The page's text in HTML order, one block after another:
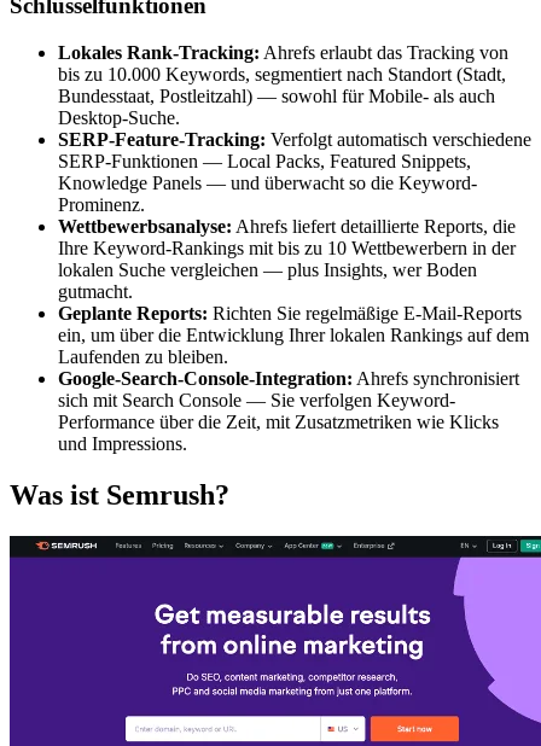
Schlüsselfunktionen
Lokales Rank-Tracking: Ahrefs erlaubt das Tracking von
bis zu 10.000 Keywords, segmentiert nach Standort (Stadt,
Bundesstaat, Postleitzahl) — sowohl für Mobile- als auch
Desktop-Suche.
SERP-Feature-Tracking: Verfolgt automatisch verschiedene
SERP-Funktionen — Local Packs, Featured Snippets,
Knowledge Panels — und überwacht so die Keyword-
Prominenz.
Wettbewerbsanalyse: Ahrefs liefert detaillierte Reports, die
Ihre Keyword-Rankings mit bis zu 10 Wettbewerbern in der
lokalen Suche vergleichen — plus Insights, wer Boden
gutmacht.
Geplante Reports: Richten Sie regelmäßige E-Mail-Reports
ein, um über die Entwicklung Ihrer lokalen Rankings auf dem
Laufenden zu bleiben.
Google-Search-Console-Integration: Ahrefs synchronisiert
sich mit Search Console — Sie verfolgen Keyword-
Performance über die Zeit, mit Zusatzmetriken wie Klicks
und Impressions.
Was ist Semrush?